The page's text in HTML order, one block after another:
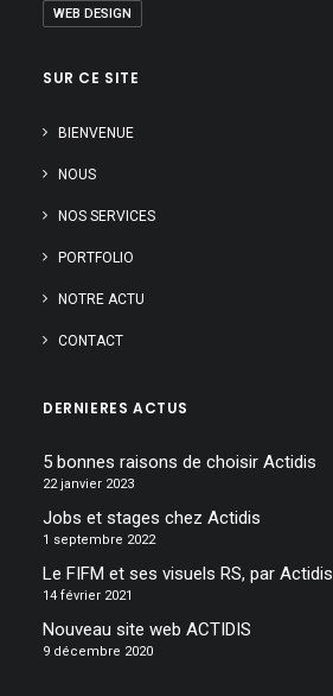
WEB DESIGN
SUR CE SITE
BIENVENUE
NOUS
NOS SERVICES
PORTFOLIO
NOTRE ACTU
CONTACT
DERNIERES ACTUS
5 bonnes raisons de choisir Actidis
22 janvier 2023
Jobs et stages chez Actidis
1 septembre 2022
Le FIFM et ses visuels RS, par Actidis
14 février 2021
Nouveau site web ACTIDIS
9 décembre 2020